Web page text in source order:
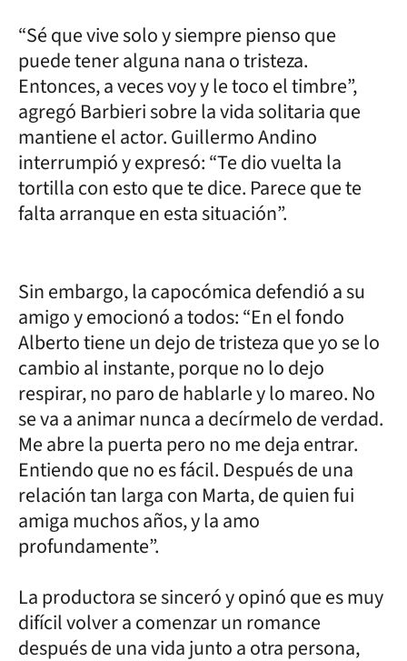
“Sé que vive solo y siempre pienso que
puede tener alguna nana o tristeza.
Entonces, a veces voy y le toco el timbre”,
agregó Barbieri sobre la vida solitaria que
mantiene el actor. Guillermo Andino
interrumpió y expresó: “Te dio vuelta la
tortilla con esto que te dice. Parece que te
falta arranque en esta situación”.
Sin embargo, la capocómica defendió a su
amigo y emocionó a todos: “En el fondo
Alberto tiene un dejo de tristeza que yo se lo
cambio al instante, porque no lo dejo
respirar, no paro de hablarle y lo mareo. No
se va a animar nunca a decírmelo de verdad.
Me abre la puerta pero no me deja entrar.
Entiendo que no es fácil. Después de una
relación tan larga con Marta, de quien fui
amiga muchos años, y la amo
profundamente”.
La productora se sinceró y opinó que es muy
difícil volver a comenzar un romance
después de una vida junto a otra persona,